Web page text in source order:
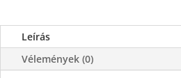
Leírás
Vélemények (0)